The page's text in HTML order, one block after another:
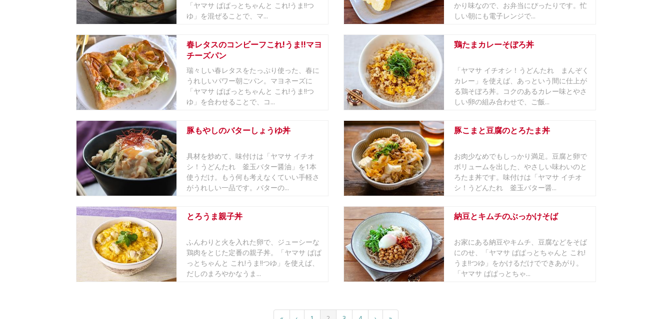
「ヤマサ ぱぱっとちゃんと これ!うま!!つ
ゆ」を混ぜることで、マ...
かり味なので、お弁当にぴったりです。忙
しい朝にも電子レンジで...
春レタスのコンビーフこれ!うま!!マヨ
チーズパン
瑞々しい春レタスをたっぷり使った、春に
うれしいパワー朝ごパン。マヨネーズに
「ヤマサ ぱぱっとちゃんと これ!うま!!つ
ゆ」を合わせることで、コ...
鶏たまカレーそぼろ丼
「ヤマサ イチオシ！うどんたれ まんぞく
カレー」を使えば、あっという間に仕上が
る鶏そぼろ丼。コクのあるカレー味とやさ
しい卵の組み合わせで、ご飯...
豚もやしのバターしょうゆ丼
具材を炒めて、味付けは「ヤマサ イチオ
シ！うどんたれ 釜玉バター醤油」を1本
使うだけ。もう何も考えなくていい手軽さ
がうれしい一品です。バターの...
豚こまと豆腐のとろたま丼
お肉少なめでもしっかり満足。豆腐と卵で
ボリュームを出した、やさしい味わいのと
ろたま丼です。味付けは「ヤマサ イチオ
シ！うどんたれ 釜玉バター醤...
とろうま親子丼
ふんわりと火を入れた卵で、ジューシーな
鶏肉をとじた定番の親子丼。「ヤマサ ぱぱ
っとちゃんと これ!うま!!つゆ」を使えば、
だしのまろやかなうま...
納豆とキムチのぶっかけそば
お家にある納豆やキムチ、豆腐などをそば
にのせ、「ヤマサ ぱぱっとちゃんと これ!
うま!!つゆ」をかけるだけでできあがり。
「ヤマサ ぱぱっとちゃ...